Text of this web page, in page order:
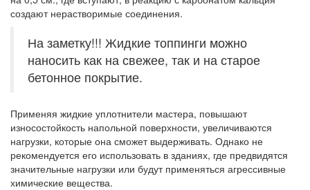
создают нерастворимые соединения.
На заметку!!! Жидкие топпинги можно
наносить как на свежее, так и на старое
бетонное покрытие.
Применяя жидкие уплотнители мастера, повышают
износостойкость напольной поверхности, увеличиваются
нагрузки, которые она сможет выдерживать. Однако не
рекомендуется его использовать в зданиях, где предвидятся
значительные нагрузки или будут применяться агрессивные
химические вещества.